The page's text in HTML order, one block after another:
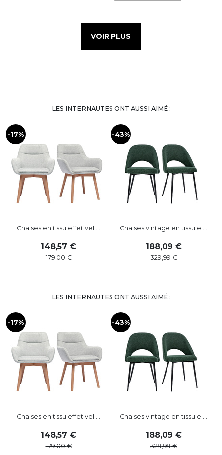
VOIR PLUS
LES INTERNAUTES ONT AUSSI AIMÉ :
-17%
Chaises en tissu effet vel ...
148,57
179,00
-43%
Chaises vintage en tissu e ...
188,09
329,99
LES INTERNAUTES ONT AUSSI AIMÉ :
-17%
Chaises en tissu effet vel ...
148,57
179,00
-43%
Chaises vintage en tissu e ...
188,09
329,99